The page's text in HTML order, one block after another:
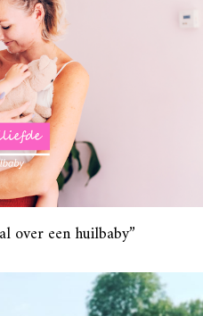
over een huilbaby”